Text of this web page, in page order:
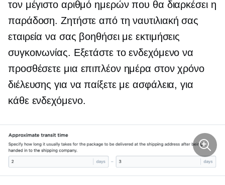
τον μέγιστο αριθμό ημερών που θα διαρκέσει η
παράδοση. Ζητήστε από τη ναυτιλιακή σας
εταιρεία να σας βοηθήσει με εκτιμήσεις
συγκοινωνίας. Εξετάστε το ενδεχόμενο να
προσθέσετε μια επιπλέον ημέρα στον χρόνο
διέλευσης για να παίξετε με ασφάλεια, για
κάθε ενδεχόμενο.